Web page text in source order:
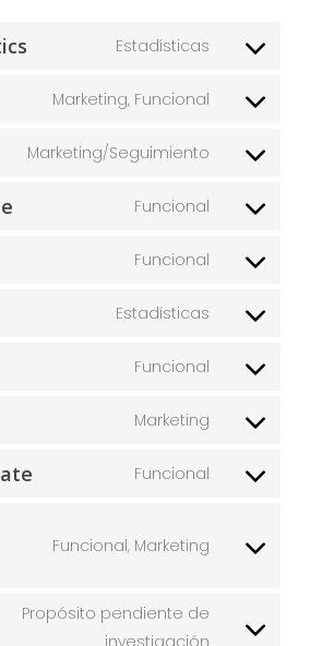
Estadísticas
Marketing, Funcional
Marketing/Seguimiento
Funcional
Funcional
Estadísticas
Funcional
Marketing
Funcional
Funcional, Marketing
Propósito pendiente de
investigación